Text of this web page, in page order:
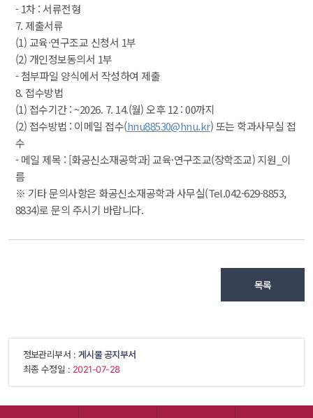
- 1차 : 서류전형
7. 제출서류
(1) 교육·연구조교 신청서 1부
(2) 개인정보동의서 1부
- 첨부파일 양식에서 작성하여 제출
8. 접수방법
(1) 접수기간 : ~2026. 7. 14.(월) 오후 12 : 00까지
(2) 접수방법 : 이메일 접수(hnu88530@hnu.kr) 또는 학과사무실 접
수
- 메일 제목 : [화공신소재공학과] 교육·연구조교(장학조교) 지원_이
름
※ 기타 문의사항은 화공신소재공학과 사무실(Tel.042-629-8853,
8834)로 문의 주시기 바랍니다.
목록
정보관리부서 : 게시물 공지부서
최종 수정일 : 2021-07-28